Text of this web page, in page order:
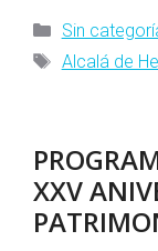
Categorías
Sin
Etiquetas
Alcalá de
XXV